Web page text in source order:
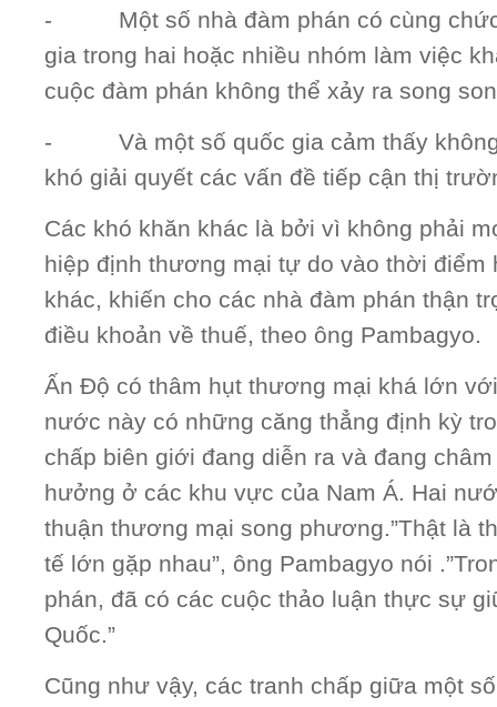
- Một số nhà đàm phán có cùng chức
gia trong hai hoặc nhiều nhóm làm việc
cuộc đàm phán không thể xảy ra song
- Và một số quốc gia cảm thấy không
khó giải quyết các vấn đề tiếp cận thị
Các khó khăn khác là bởi vì không phải
hiệp định thương mại tự do vào thời điểm
khác, khiến cho các nhà đàm phán thận
điều khoản về thuế, theo ông Pambagyo.
Ấn Độ có thâm hụt thương mại khá lớn
nước này có những căng thẳng định kỳ
chấp biên giới đang diễn ra và đang
hưởng ở các khu vực của Nam Á. Hai
thuận thương mại song phương.”Thật là
tế lớn gặp nhau”, ông Pambagyo nói
phán, đã có các cuộc thảo luận thực sự
Quốc.”
Cũng như vậy, các tranh chấp giữa một